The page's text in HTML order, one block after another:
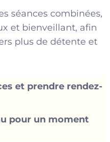
séances combinées,
et bienveillant, afin
plus de détente et
et prendre rendez-
pour un moment